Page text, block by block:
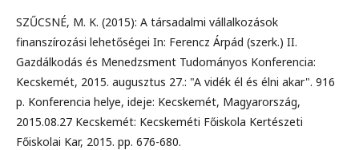
SZŰCSNÉ, M. K. (2015): A társadalmi vállalkozások
finanszírozási lehetőségei In: Ferencz Árpád (szerk.) II.
Gazdálkodás és Menedzsment Tudományos Konferencia:
Kecskemét, 2015. augusztus 27.: "A vidék él és élni akar". 916
p. Konferencia helye, ideje: Kecskemét, Magyarország,
2015.08.27 Kecskemét: Kecskeméti Főiskola Kertészeti
Főiskolai Kar, 2015. pp. 676-680.